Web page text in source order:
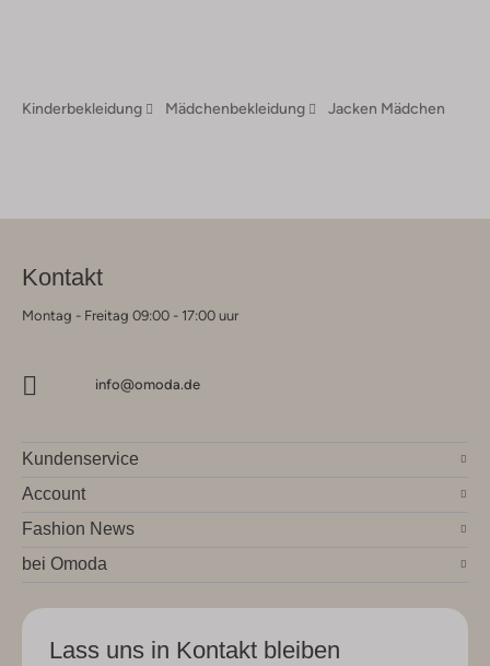
Kinderbekleidung Mädchenbekleidung Jacken Mädchen
Kontakt
Montag - Freitag 09:00 - 17:00 uur
info@omoda.de
Kundenservice
Account
Fashion News
bei Omoda
Lass uns in Kontakt bleiben